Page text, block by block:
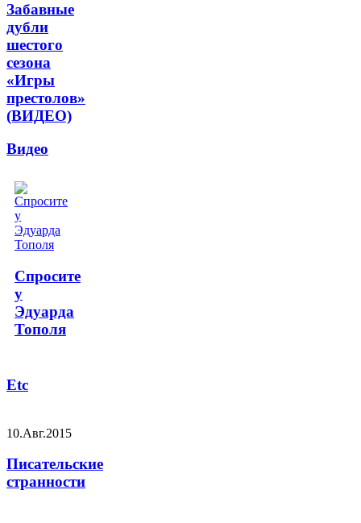
Забавные
дубли
шестого
сезона
«Игры
престолов»
(ВИДЕО)
Видео
Спросите
у
Эдуарда
Тополя
Etc
10.Авг.2015
Писательские
странности